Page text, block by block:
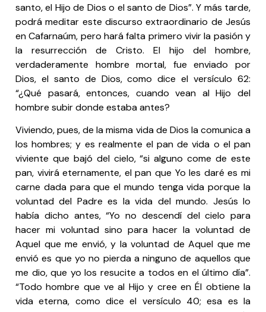
santo, el Hijo de Dios o el santo de Dios”. Y más tarde,
podrá meditar este discurso extraordinario de Jesús
en Cafarnaúm, pero hará falta primero vivir la pasión y
la resurrección de Cristo. El hijo del hombre,
verdaderamente hombre mortal, fue enviado por
Dios, el santo de Dios, como dice el versículo 62:
“¿Qué pasará, entonces, cuando vean al Hijo del
hombre subir donde estaba antes?
Viviendo, pues, de la misma vida de Dios la comunica a
los hombres; y es realmente el pan de vida o el pan
viviente que bajó del cielo, “si alguno come de este
pan, vivirá eternamente, el pan que Yo les daré es mi
carne dada para que el mundo tenga vida porque la
voluntad del Padre es la vida del mundo. Jesús lo
había dicho antes, “Yo no descendí del cielo para
hacer mi voluntad sino para hacer la voluntad de
Aquel que me envió, y la voluntad de Aquel que me
envió es que yo no pierda a ninguno de aquellos que
me dio, que yo los resucite a todos en el último día”.
“Todo hombre que ve al Hijo y cree en Él obtiene la
vida eterna, como dice el versículo 40; esa es la